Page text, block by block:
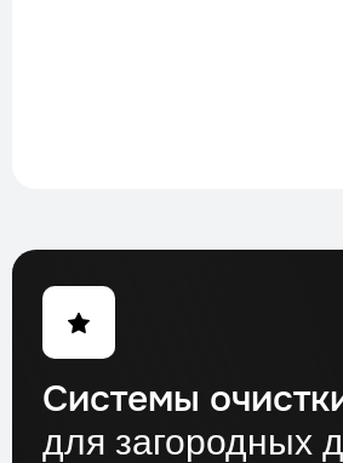
Системы
для загородных